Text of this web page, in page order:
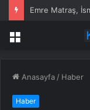
Menü
Anasayfa / Haber
Haber